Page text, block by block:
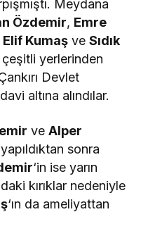
Meydana
Özdemir, Emre
Elif Kumaş veSıdık
çeşitli yerlerinden
Devlet
altına alındılar.
veAlper
sonra
‘in ise yarın
kırıklar nedeniyle
‘ın da ameliyattan